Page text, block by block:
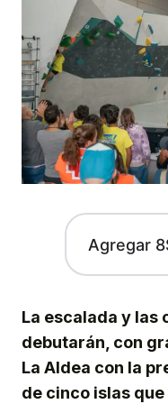
Agregar
La escalada y las
debutarán, con
La Aldea con la
de cinco islas